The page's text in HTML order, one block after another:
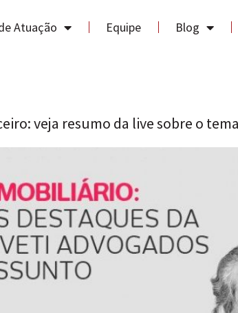
Atuação Equipe Blog
veja resumo da live sobre o tema